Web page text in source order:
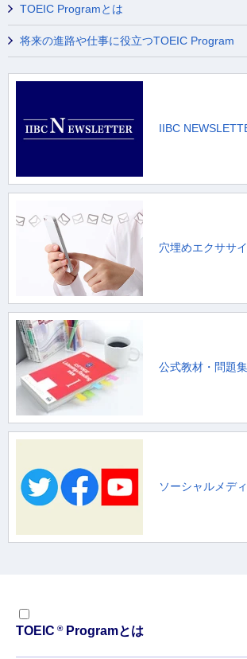
TOEIC Programとは
将来の進路や仕事に役立つTOEIC Program
IIBC
穴埋めエクササ
公式教材・問題集
ソーシャルメデ
TOEIC ®Programとは